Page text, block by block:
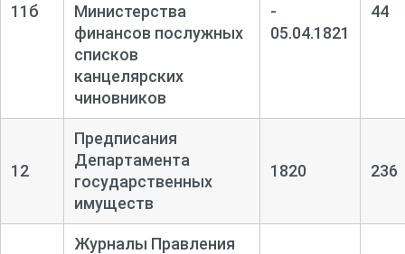
11б
Министерства
финансов послужных
списков
канцелярских
чиновников
-
05.04.1821
44
12
Предписания
Департамента
государственных
имуществ
1820 236
Журналы Правления